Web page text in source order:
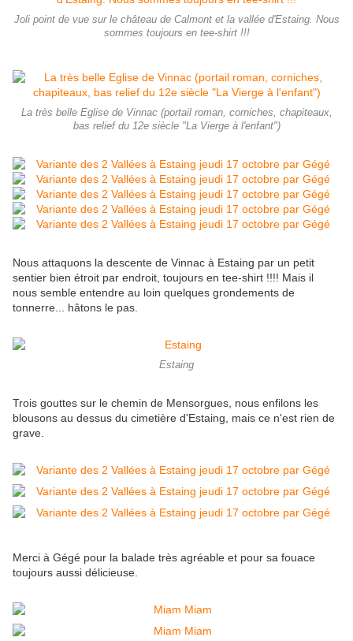
Joli point de vue sur le château de Calmont et la vallée d'Estaing. Nous
sommes toujours en tee-shirt !!!
La très belle Eglise de Vinnac (portail roman, corniches, chapiteaux,
bas relief du 12e siècle "La Vierge à l'enfant")
Nous attaquons la descente de Vinnac à Estaing par un petit
sentier bien étroit par endroit, toujours en tee-shirt !!!! Mais il
nous semble entendre au loin quelques grondements de
tonnerre... hâtons le pas.
Estaing
Trois gouttes sur le chemin de Mensorgues, nous enfilons les
blousons au dessus du cimetière d'Estaing, mais ce n'est rien de
grave.
Merci à Gégé pour la balade très agréable et pour sa fouace
toujours aussi délicieuse.